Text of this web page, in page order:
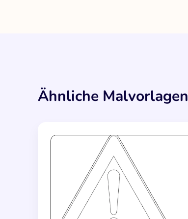
Ähnliche Malvorlagen